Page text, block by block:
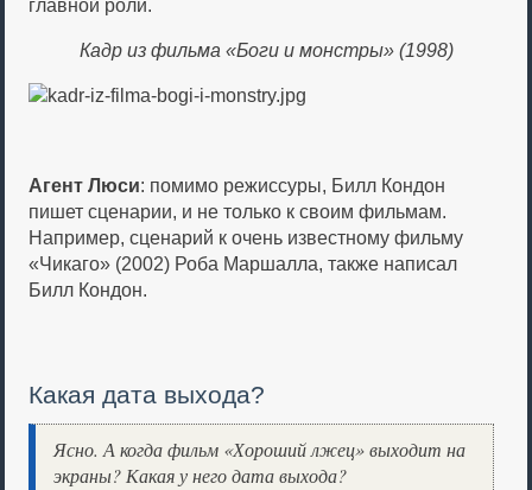
главной роли.
Кадр из фильма «Боги и монстры» (1998)
Агент Люси: помимо режиссуры, Билл Кондон
пишет сценарии, и не только к своим фильмам.
Например, сценарий к очень известному фильму
«Чикаго» (2002) Роба Маршалла, также написал
Билл Кондон.
Какая дата выхода?
Ясно. А когда фильм «Хороший лжец» выходит на
экраны? Какая у него дата выхода?